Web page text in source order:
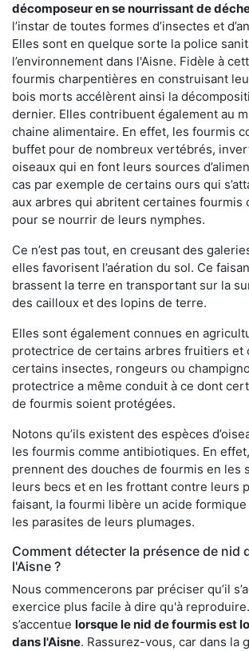
décomposeur en se nourrissant de
l’instar de toutes formes d’insectes et
Elles sont en quelque sorte la police
l’environnement dans l'Aisne. Fidèle à
fourmis charpentières en construisant
bois morts accélèrent ainsi la
dernier. Elles contribuent également au
chaine alimentaire. En effet, les fourmis
buffet pour de nombreux vertébrés,
oiseaux qui en font leurs sources
cas par exemple de certains ours qui
aux arbres qui abritent certaines fourmis
pour se nourrir de leurs nymphes.
Ce n’est pas tout, en creusant des
elles favorisent l’aération du sol. Ce
brassent la terre en transportant sur la
des cailloux et des lopins de terre.
Elles sont également connues en
protectrice de certains arbres fruitiers et
certains insectes, rongeurs ou
protectrice a même conduit à ce dont
de fourmis soient protégées.
Notons qu’ils existent des espèces
les fourmis comme antibiotiques. En
prennent des douches de fourmis en les
leurs becs et en les frottant contre leurs
faisant, la fourmi libère un acide
les parasites de leurs plumages.
Comment détecter la présence de nid
l'Aisne ?
Nous commencerons par préciser qu’il
exercice plus facile à dire qu'à
s’accentue lorsque le nid de fourmis est
dans l'Aisne. Rassurez-vous, car dans la